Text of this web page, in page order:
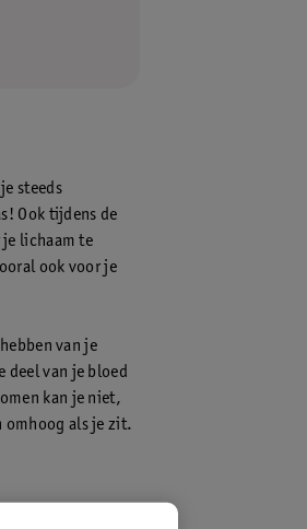
steeds
Ook tijdens de
lichaam te
ook voor je
van je
deel van je bloed
kan je niet,
omhoog als je zit.